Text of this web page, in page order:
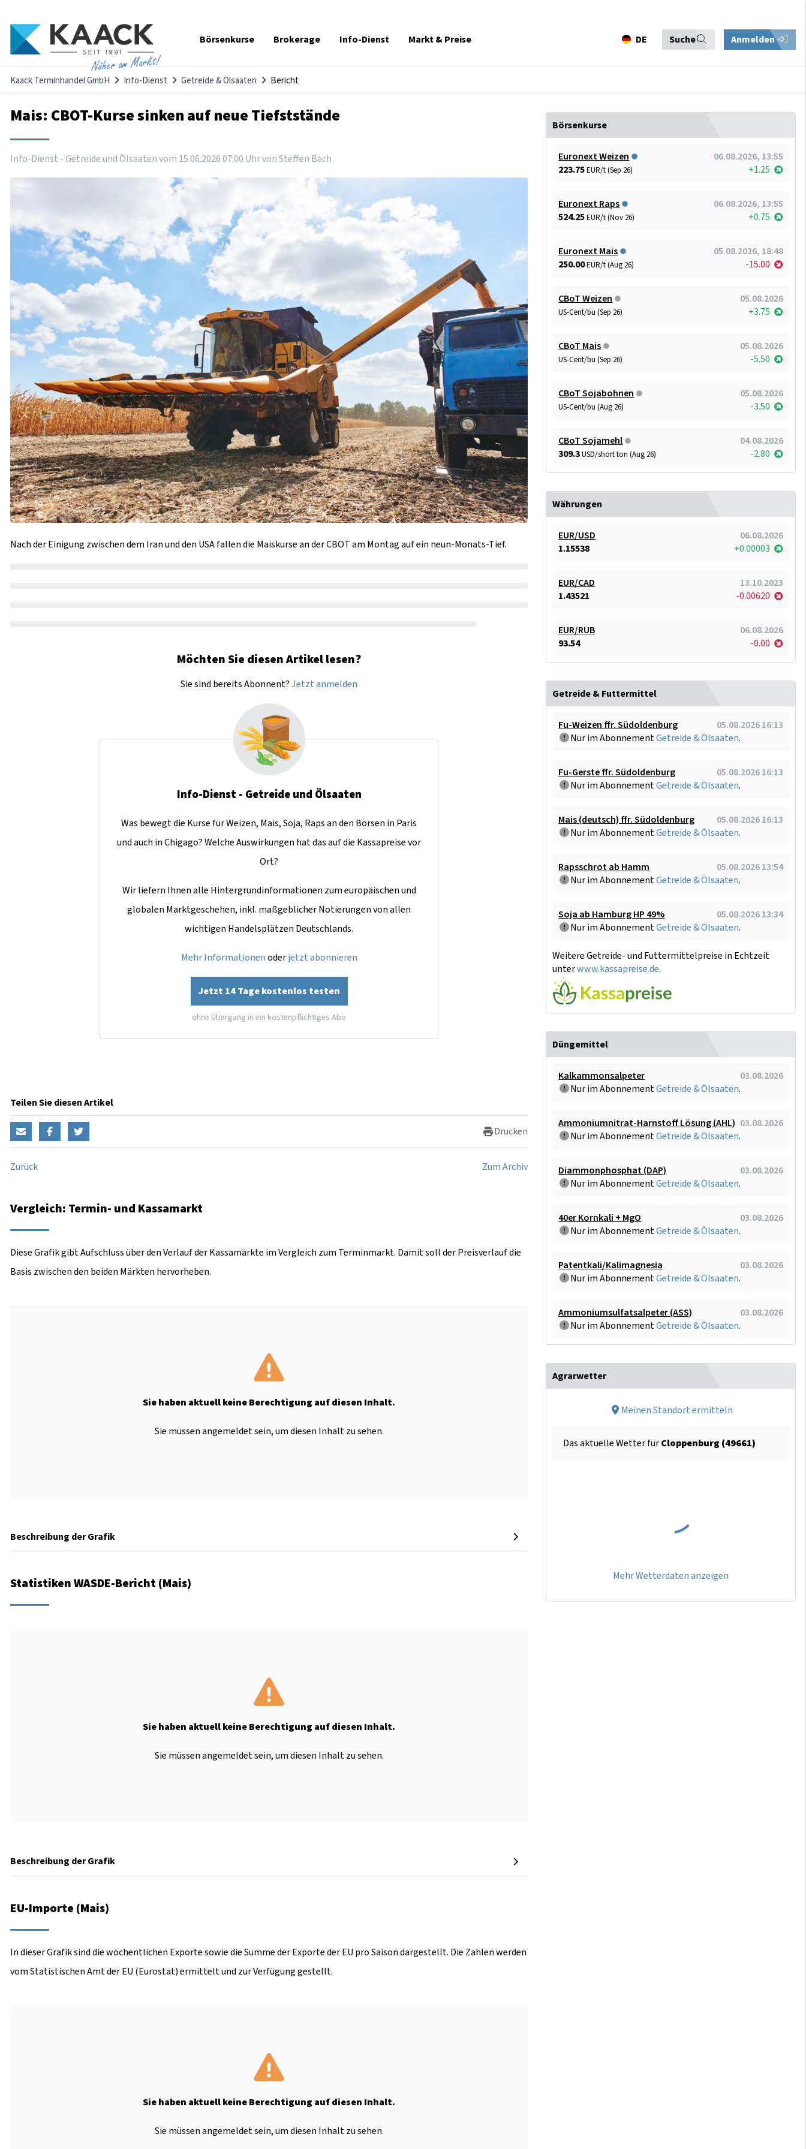
Näher am Markt!
Navigation
Börsenkurse Brokerage Info-Dienst Markt & Preise DE Suche Anmelden
Kaack Terminhandel GmbH Info-Dienst Getreide & Ölsaaten Bericht
Mais: CBOT-Kurse sinken auf neue Tiefststände
Info-Dienst - Getreide und Ölsaaten vom 15.06.202607:00 Uhrvon Steffen Bach
Nach der Einigung zwischen dem Iran und den USA fallen die Maiskurse an der CBOT am Montag auf ein neun-Monats-Tief.
Möchten Sie diesen Artikel lesen?
Sie sind bereits Abonnent?Jetzt anmelden
Info-Dienst - Getreide und Ölsaaten
Was bewegt die Kurse für Weizen, Mais, Soja, Raps an den Börsen in Paris
und auch in Chigago? Welche Auswirkungen hat das auf die Kassapreise vor
Ort?
Wir liefern Ihnen alle Hintergrundinformationen zum europäischen und
globalen Marktgeschehen, inkl. maßgeblicher Notierungen von allen
wichtigen Handelsplätzen Deutschlands.
Mehr Informationenoderjetzt abonnieren
Jetzt 14 Tage kostenlos testen
ohne Übergang in ein kostenpflichtiges Abo
Teilen Sie diesen Artikel
Drucken
Zurück Zum Archiv
Vergleich: Termin- und Kassamarkt
Diese Grafik gibt Aufschluss über den Verlauf der Kassamärkte im Vergleich zum Terminmarkt. Damit soll der Preisverlauf die
Basis zwischen den beiden Märkten hervorheben.
Sie haben aktuell keine Berechtigung auf diesen Inhalt.
Sie müssen angemeldet sein, um diesen Inhalt zu sehen.
Beschreibung der Grafik
Statistiken WASDE-Bericht (Mais)
Sie haben aktuell keine Berechtigung auf diesen Inhalt.
Sie müssen angemeldet sein, um diesen Inhalt zu sehen.
Beschreibung der Grafik
EU-Importe (Mais)
In dieser Grafik sind die wöchentlichen Exporte sowie die Summe der Exporte der EU pro Saison dargestellt. Die Zahlen werden
vom Statistischen Amt der EU (Eurostat) ermittelt und zur Verfügung gestellt.
Sie haben aktuell keine Berechtigung auf diesen Inhalt.
Sie müssen angemeldet sein, um diesen Inhalt zu sehen.
Börsenkurse
Euronext Weizen
06.08.2026, 13:55
223.75EUR/t (Sep 26) +1.25
Euronext Raps
06.08.2026, 13:55
524.25EUR/t (Nov 26) +0.75
Euronext Mais
05.08.2026, 18:48
250.00EUR/t (Aug 26) -15.00
CBoT Weizen 05.08.2026
US-Cent/bu (Sep 26) +3.75
CBoT Mais 05.08.2026
US-Cent/bu (Sep 26) -5.50
CBoT Sojabohnen 05.08.2026
US-Cent/bu (Aug 26) -3.50
CBoT Sojamehl
04.08.2026
309.3USD/short ton (Aug 26) -2.80
Währungen
EUR/USD
06.08.2026
1.15538
+0.00003
EUR/CAD
13.10.2023
1.43521
-0.00620
EUR/RUB
06.08.2026
93.54
-0.00
Getreide & Futtermittel
Fu-Weizen ffr. Südoldenburg
05.08.2026 16:13
Nur im AbonnementGetreide & Ölsaaten.
Fu-Gerste ffr. Südoldenburg
05.08.2026 16:13
Nur im AbonnementGetreide & Ölsaaten.
Mais (deutsch) ffr. Südoldenburg
05.08.2026 16:13
Nur im AbonnementGetreide & Ölsaaten.
Rapsschrot ab Hamm
05.08.2026 13:54
Nur im AbonnementGetreide & Ölsaaten.
Soja ab Hamburg HP 49%
05.08.2026 13:34
Nur im AbonnementGetreide & Ölsaaten.
Weitere Getreide- und Futtermittelpreise in Echtzeit
unterwww.kassapreise.de.
Düngemittel
Kalkammonsalpeter
03.08.2026
Nur im AbonnementGetreide & Ölsaaten.
Ammoniumnitrat-Harnstoff Lösung (AHL) 03.08.2026
Nur im AbonnementGetreide & Ölsaaten.
Diammonphosphat (DAP)
03.08.2026
Nur im AbonnementGetreide & Ölsaaten.
40er Kornkali + MgO
03.08.2026
Nur im AbonnementGetreide & Ölsaaten.
Patentkali/Kalimagnesia
03.08.2026
Nur im AbonnementGetreide & Ölsaaten.
Ammoniumsulfatsalpeter (ASS)
03.08.2026
Nur im AbonnementGetreide & Ölsaaten.
Agrarwetter
Meinen Standort ermitteln
Das aktuelle Wetter fürCloppenburg (49661)
Mehr Wetterdaten anzeigen